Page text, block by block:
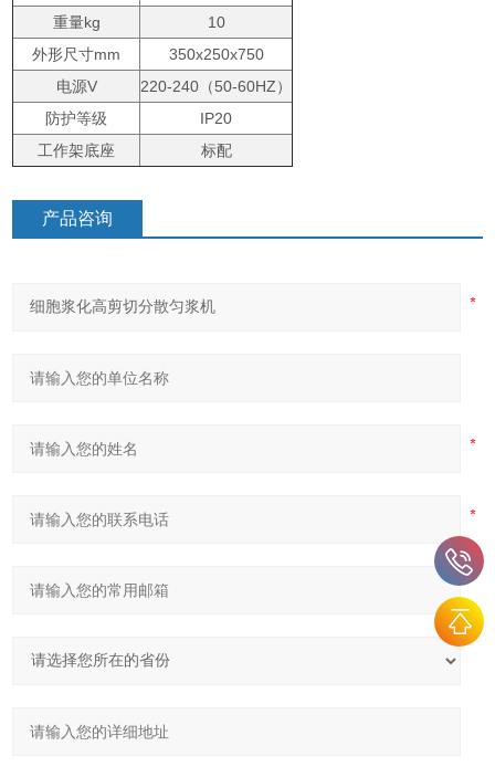
重量kg
10
外形尺寸mm
350x250x750
电源V
220-240（50-60HZ）
防护等级
IP20
工作架底座
标配
产品咨询